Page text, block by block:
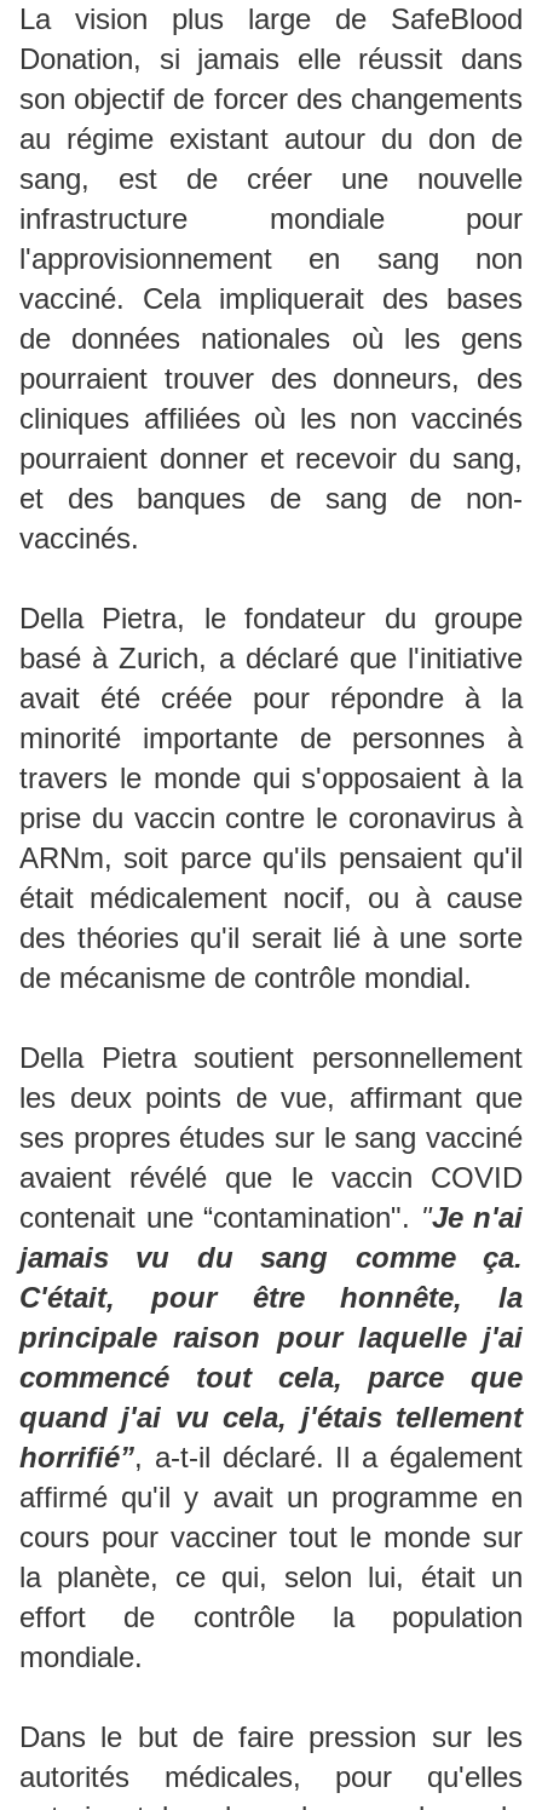
La vision plus large de SafeBlood
Donation, si jamais elle réussit dans
son objectif de forcer des changements
au régime existant autour du don de
sang, est de créer une nouvelle
infrastructure mondiale pour
l'approvisionnement en sang non
vacciné. Cela impliquerait des bases
de données nationales où les gens
pourraient trouver des donneurs, des
cliniques affiliées où les non vaccinés
pourraient donner et recevoir du sang,
et des banques de sang de non-
vaccinés.
Della Pietra, le fondateur du groupe
basé à Zurich, a déclaré que l'initiative
avait été créée pour répondre à la
minorité importante de personnes à
travers le monde qui s'opposaient à la
prise du vaccin contre le coronavirus à
ARNm, soit parce qu'ils pensaient qu'il
était médicalement nocif, ou à cause
des théories qu'il serait lié à une sorte
de mécanisme de contrôle mondial.
Della Pietra soutient personnellement
les deux points de vue, affirmant que
ses propres études sur le sang vacciné
avaient révélé que le vaccin COVID
contenait une “contamination". "Je n'ai
jamais vu du sang comme ça.
C'était, pour être honnête, la
principale raison pour laquelle j'ai
commencé tout cela, parce que
quand j'ai vu cela, j'étais tellement
horrifié”, a-t-il déclaré. Il a également
affirmé qu'il y avait un programme en
cours pour vacciner tout le monde sur
la planète, ce qui, selon lui, était un
effort de contrôle la population
mondiale.
Dans le but de faire pression sur les
autorités médicales, pour qu'elles